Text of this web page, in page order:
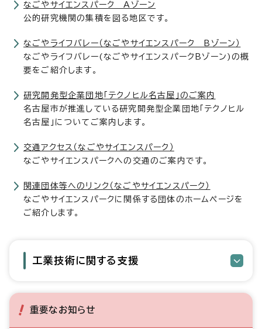
なごやサイエンスパーク Aゾーン
公的研究機関の集積を図る地区です。
なごやライフバレー（なごやサイエンスパーク Bゾーン）
なごやライフバレー(なごやサイエンスパークBゾーン)の概
要をご紹介します。
研究開発型企業団地「テクノヒル名古屋」のご案内
名古屋市が推進している研究開発型企業団地「テクノヒル
名古屋」についてご案内します。
交通アクセス（なごやサイエンスパーク）
なごやサイエンスパークへの交通のご案内です。
関連団体等へのリンク（なごやサイエンスパーク）
なごやサイエンスパークに関係する団体のホームページを
ご紹介します。
工業技術に関する支援
重要なお知らせ